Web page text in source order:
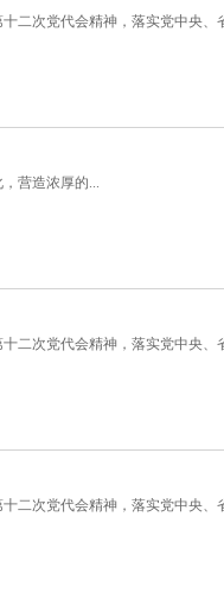
次党代会精神，落实党中央、
营造浓厚的...
次党代会精神，落实党中央、
次党代会精神，落实党中央、